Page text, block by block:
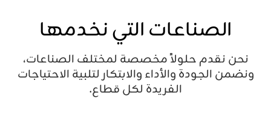
الصناعات التي نخدمها
نحن نقدم حلولاً مخصصة لمختلف الصناعات،
ونضمن الجودة والأداء والابتكار لتلبية الاحتياجات
الفريدة لكل قطاع.